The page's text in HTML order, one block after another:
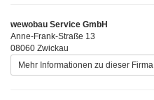
wewobau Service GmbH
Anne-Frank-Straße 13
08060 Zwickau
Mehr Informationen zu dieser Firma